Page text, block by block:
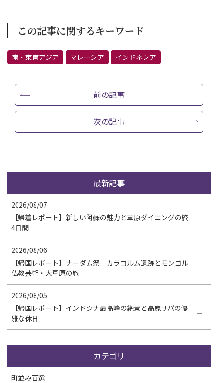
この記事に関するキーワード
南・東南アジア マレーシア インドネシア
前の記事
次の記事
最新記事
2026/08/07
【帰着レポート】新しい阿蘇の魅力と草原ダイニングの旅
4日間
2026/08/06
【帰国レポート】ナーダム祭 カラコルム遺跡とモンゴル
仏教芸術・大草原の旅
2026/08/05
【帰国レポート】インドシナ最高峰の絶景と高原サパの優
雅な休日
カテゴリ
町並み百選